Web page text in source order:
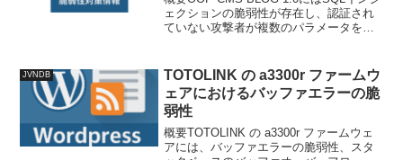
ェクションの脆弱性が存在し、認証され
ていない攻撃者が複数のパラメータを通
者はsearch.phpのsearchパラ...
JVNDB
TOTOLINK の a3300r ファームウ
ェアにおけるバッファエラーの脆
弱性
概要TOTOLINK の a3300r ファームウェ
アには、バッファエラーの脆弱性、スタ